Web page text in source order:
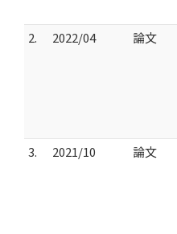
2. 2022/04 論文
3. 2021/10 論文